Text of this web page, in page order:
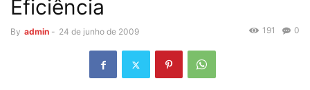
Eficiência
By admin - 24 de junho de 2009 0
191